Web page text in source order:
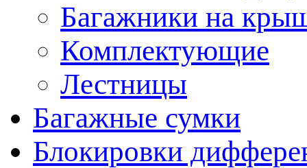
Багажники на
Комплектующие
Лестницы
Багажные сумки
Блокировки